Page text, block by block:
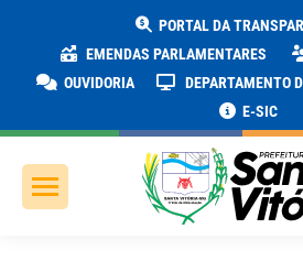
PORTAL DA
EMENDAS PARLAMENTARES
OUVIDORIA
DEPARTAMENTO
E-SIC